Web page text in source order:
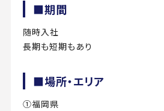
■期間
随時入社
長期も短期もあり
■場所・エリア
①福岡県